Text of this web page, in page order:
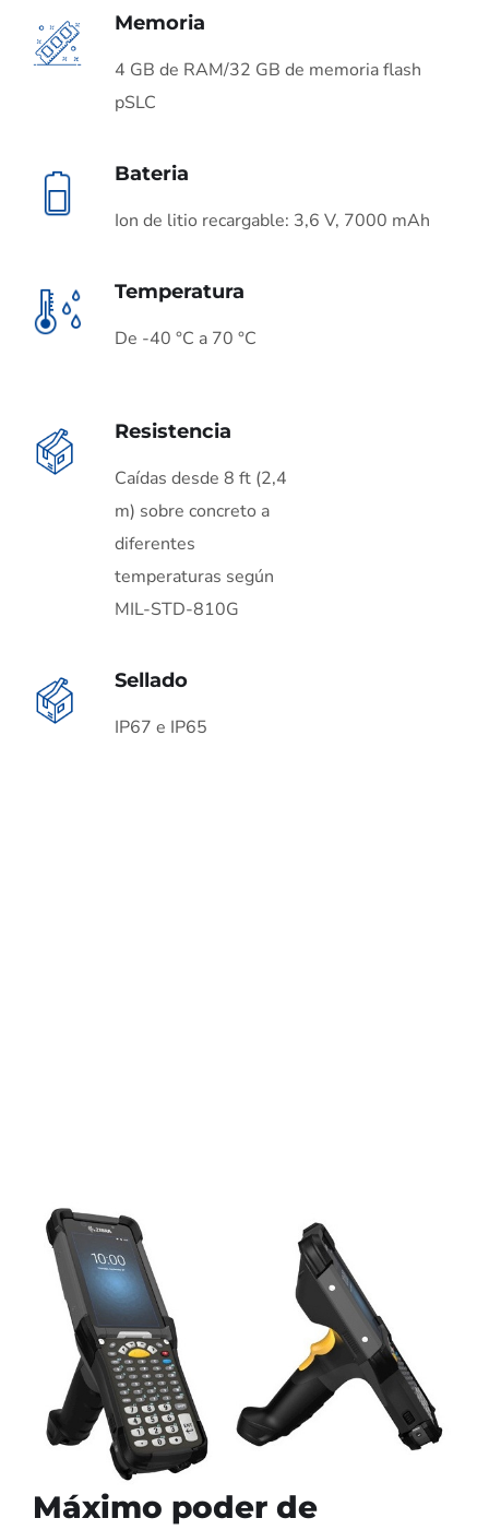
Memoria
4 GB de RAM/32 GB de memoria flash
pSLC
Bateria
Ion de litio recargable: 3,6 V, 7000 mAh
Temperatura
De -40 °C a 70 °C
Resistencia
Caídas desde 8 ft (2,4
m) sobre concreto a
diferentes
temperaturas según
MIL-STD-810G
Sellado
IP67 e IP65
Máximo poder de